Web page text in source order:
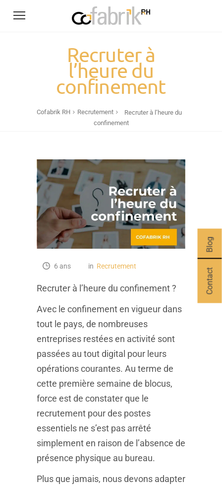
Recruter à
l’heure du
confinement
Cofabrik RH Recrutement
Recruter à l’heure du
confinement
6 ans in Recrutement
Recruter à l’heure du confinement ?
Avec le confinement en vigueur dans
tout le pays, de nombreuses
entreprises restées en activité sont
passées au tout digital pour leurs
opérations courantes. Au terme de
cette première semaine de blocus,
force est de constater que le
recrutement pour des postes
essentiels ne s’est pas arrêté
simplement en raison de l’absence de
présence physique au bureau.
Plus que jamais, nous devons adapter
Contact
Blog